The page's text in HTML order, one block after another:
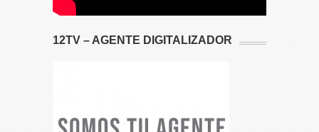
12TV – AGENTE DIGITALIZADOR